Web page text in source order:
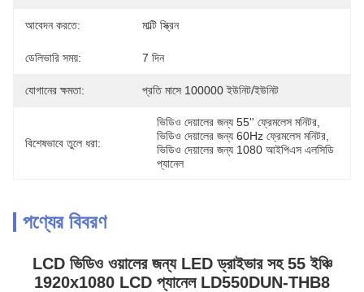
আবেদন করতে: মাল্টি স্ক্রিন
ডেলিভারি সময়: 7 দিন
যোগানের ক্ষমতা: প্রতি মাসে 100000 ইউনিট/ইউনিট
বিশেষভাবে তুলে ধরা:
ভিডিও দেয়ালের জন্য 55'' ফ্রেমলেস মনিটর
ভিডিও দেয়ালের জন্য 60Hz ফ্রেমলেস মনিটর
ভিডিও দেয়ালের জন্য 1080 আইপিএস এলসিডি
প্যানেল
পণ্যের বিবরণ
LCD ভিডিও ওয়ালের জন্য LED ড্রাইভার সহ 55 ইঞ্চি
1920x1080 LCD প্যানেল LD550DUN-THB8